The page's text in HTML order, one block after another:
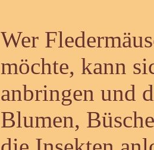
Wer
möchte, kann
anbringen und
Blumen,